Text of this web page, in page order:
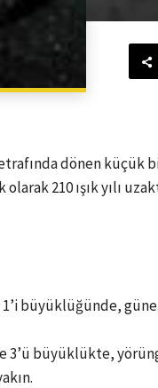
dönen küçük
210 ışık yılı
1’i büyüklüğünde,
3’ü büyüklükte,